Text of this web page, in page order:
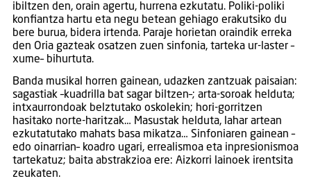
ibiltzen den, orain agertu, hurrena ezkutatu. Poliki-poliki
konfiantza hartu eta negu betean gehiago erakutsiko du
bere burua, bidera irtenda. Paraje horietan oraindik erreka
den Oria gazteak osatzen zuen sinfonia, tarteka ur-laster –
xume– bihurtuta.
Banda musikal horren gainean, udazken zantzuak paisaian:
sagastiak –kuadrilla bat sagar biltzen–; arta-soroak helduta;
intxaurrondoak belztutako oskolekin; hori-gorritzen
hasitako norte-haritzak… Masustak helduta, lahar artean
ezkutatutako mahats basa mikatza… Sinfoniaren gainean –
edo oinarrian– koadro ugari, errealismoa eta inpresionismoa
tartekatuz; baita abstrakzioa ere: Aizkorri lainoek irentsita
zeukaten.